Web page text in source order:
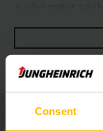
Consent
lítiovo-iónovou
energetickým
maximálnom
bezpečnosť je v
Napríklad